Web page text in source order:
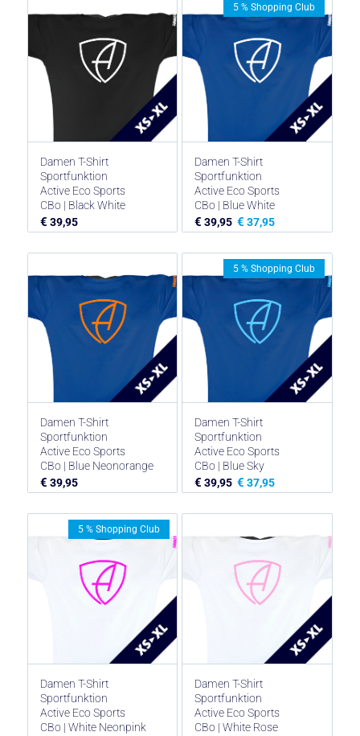
Damen T-Shirt
Sportfunktion
Active Eco Sports
CBo | Black White
€ 39,95
Damen T-Shirt
Sportfunktion
Active Eco Sports
CBo | Blue White
€ 39,95 € 37,95
5 % Shopping Club
Damen T-Shirt
Sportfunktion
Active Eco Sports
CBo | Blue Neonorange
€ 39,95
Damen T-Shirt
Sportfunktion
Active Eco Sports
CBo | Blue Sky
€ 39,95 € 37,95
5 % Shopping Club
Damen T-Shirt
Sportfunktion
Active Eco Sports
CBo | White Neonpink
5 % Shopping Club
Damen T-Shirt
Sportfunktion
Active Eco Sports
CBo | White Rose